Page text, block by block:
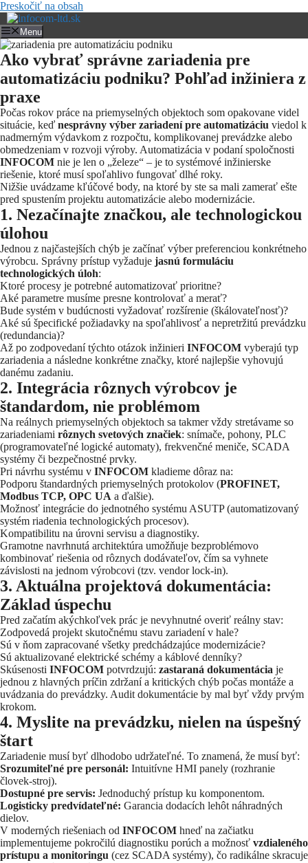
Preskočiť na obsah
Menu
Ako vybrať správne zariadenia pre
automatizáciu podniku? Pohľad inžiniera z
praxe
Počas rokov práce na priemyselných objektoch som opakovane videl
situácie, keď nesprávny výber zariadení pre automatizáciu viedol k
nadmerným výdavkom z rozpočtu, komplikovanej prevádzke alebo
obmedzeniam v rozvoji výroby. Automatizácia v podaní spoločnosti
INFOCOM nie je len o „železe“ – je to systémové inžinierske
riešenie, ktoré musí spoľahlivo fungovať dlhé roky.
Nižšie uvádzame kľúčové body, na ktoré by ste sa mali zamerať ešte
pred spustením projektu automatizácie alebo modernizácie.
1. Nezačínajte značkou, ale technologickou
úlohou
Jednou z najčastejších chýb je začínať výber preferenciou konkrétneho
výrobcu. Správny prístup vyžaduje jasnú formuláciu
technologických úloh:
Ktoré procesy je potrebné automatizovať prioritne?
Aké parametre musíme presne kontrolovať a merať?
Bude systém v budúcnosti vyžadovať rozšírenie (škálovateľnosť)?
Aké sú špecifické požiadavky na spoľahlivosť a nepretržitú prevádzku
(redundancia)?
Až po zodpovedaní týchto otázok inžinieri INFOCOM vyberajú typ
zariadenia a následne konkrétne značky, ktoré najlepšie vyhovujú
danému zadaniu.
2. Integrácia rôznych výrobcov je
štandardom, nie problémom
Na reálnych priemyselných objektoch sa takmer vždy stretávame so
zariadeniami rôznych svetových značiek: snímače, pohony, PLC
(programovateľné logické automaty), frekvenčné meniče, SCADA
systémy či bezpečnostné prvky.
Pri návrhu systému v INFOCOM kladieme dôraz na:
Podporu štandardných priemyselných protokolov (PROFINET,
Modbus TCP, OPC UA a ďalšie).
Možnosť integrácie do jednotného systému ASUTP (automatizovaný
systém riadenia technologických procesov).
Kompatibilitu na úrovni servisu a diagnostiky.
Gramotne navrhnutá architektúra umožňuje bezproblémovo
kombinovať riešenia od rôznych dodávateľov, čím sa vyhnete
závislosti na jednom výrobcovi (tzv. vendor lock-in).
3. Aktuálna projektová dokumentácia:
Základ úspechu
Pred začatím akýchkoľvek prác je nevyhnutné overiť reálny stav:
Zodpovedá projekt skutočnému stavu zariadení v hale?
Sú v ňom zapracované všetky predchádzajúce modernizácie?
Sú aktualizované elektrické schémy a káblové denníky?
Skúsenosti INFOCOM potvrdzujú: zastaraná dokumentácia je
jednou z hlavných príčin zdržaní a kritických chýb počas montáže a
uvádzania do prevádzky. Audit dokumentácie by mal byť vždy prvým
krokom.
4. Myslite na prevádzku, nielen na úspešný
štart
Zariadenie musí byť dlhodobo udržateľné. To znamená, že musí byť:
Srozumiteľné pre personál: Intuitívne HMI panely (rozhranie
človek-stroj).
Dostupné pre servis: Jednoduchý prístup ku komponentom.
Logisticky predvídateľné: Garancia dodacích lehôt náhradných
dielov.
V moderných riešeniach od INFOCOM hneď na začiatku
implementujeme pokročilú diagnostiku porúch a možnosť vzdialeného
prístupu a monitoringu (cez SCADA systémy), čo radikálne skracuje